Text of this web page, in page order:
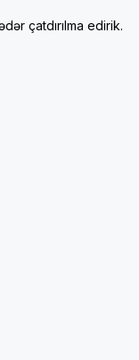
çatdırılma edirik.